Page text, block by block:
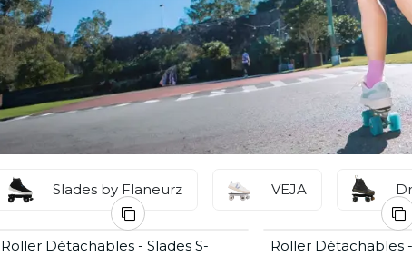
Slades by Flaneurz VEJA
Roller Détachables - Slades S-
Roller Détachables